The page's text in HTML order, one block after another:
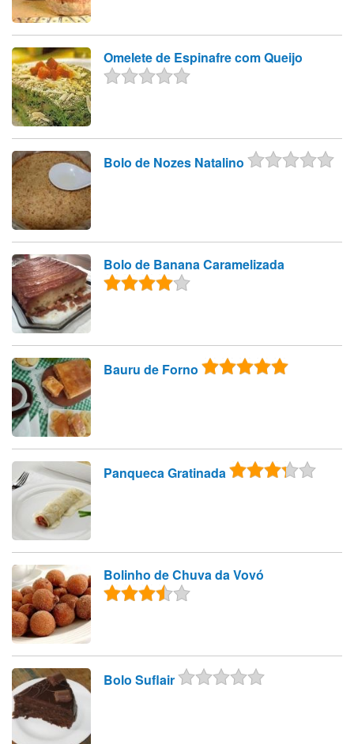
Omelete de Espinafre com Queijo
Bolo de Nozes Natalino
Bolo de Banana Caramelizada
Bauru de Forno
Panqueca Gratinada
Bolinho de Chuva da Vovó
Bolo Suflair